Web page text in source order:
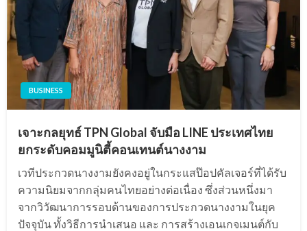
BUSINESS
เจาะกลยุทธ์ TPN Global จับมือ LINE ประเทศไทย
ยกระดับคอมมูนิตี้คอนเทนต์นางงาม
เวทีประกวดนางงามยังคงอยู่ในกระแสป๊อปคัลเจอร์ที่ได้รับ
ความนิยมจากกลุ่มคนไทยอย่างต่อเนื่อง ซึ่งส่วนหนึ่งมา
จากวิวัฒนาการรอบด้านของการประกวดนางงามในยุค
ปัจจุบัน ทั้งวิธีการนำเสนอ และ การสร้างเอนเกจเมนต์กับ